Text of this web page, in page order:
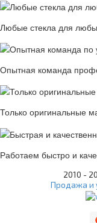
Любые стекла для
Опытная команда
Только оригинальные
Работаем быстро и
2010 -
Продажа и